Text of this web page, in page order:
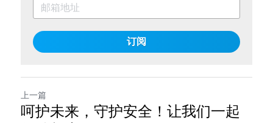
订阅
上一篇
呵护未来，守护安全！让我们一起